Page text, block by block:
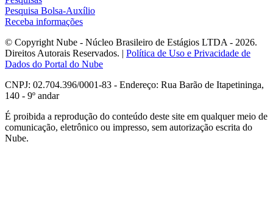
Pesquisa Bolsa-Auxílio
Receba informações
© Copyright Nube - Núcleo Brasileiro de Estágios LTDA - 2026.
Direitos Autorais Reservados. | Política de Uso e Privacidade de
Dados do Portal do Nube
CNPJ: 02.704.396/0001-83 - Endereço: Rua Barão de Itapetininga,
140 - 9º andar
É proibida a reprodução do conteúdo deste site em qualquer meio de
comunicação, eletrônico ou impresso, sem autorização escrita do
Nube.